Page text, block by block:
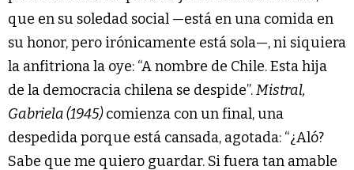
que en su soledad social —está en una comida en
su honor, pero irónicamente está sola—, ni siquiera
la anfitriona la oye: “A nombre de Chile. Esta hija
de la democracia chilena se despide”.Mistral,
Gabriela (1945)comienza con un final, una
despedida porque está cansada, agotada: “¿Aló?
Sabe que me quiero guardar. Si fuera tan amable